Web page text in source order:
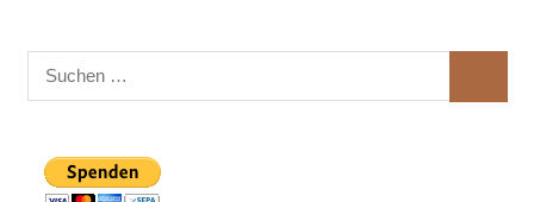
Suchen
nach: